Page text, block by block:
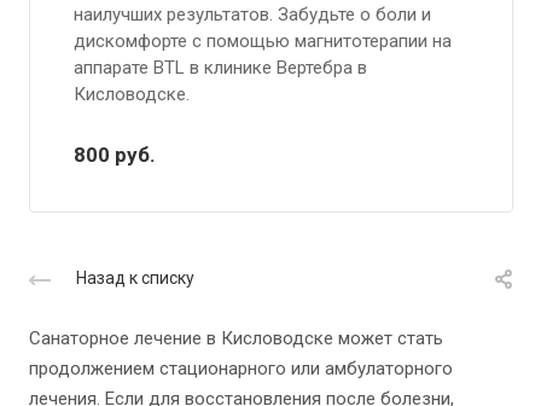
наилучших результатов. Забудьте о боли и
дискомфорте с помощью магнитотерапии на
аппарате BTL в клинике Вертебра в
Кисловодске.
800 руб.
Назад к списку
Санаторное лечение в Кисловодске может стать
продолжением стационарного или амбулаторного
лечения. Если для восстановления после болезни,